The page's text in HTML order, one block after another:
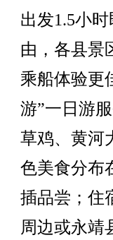
出发1.5小
由，各县景
乘船体验更
游”一日游
草鸡、黄河
色美食分布
插品尝；住
周边或永靖